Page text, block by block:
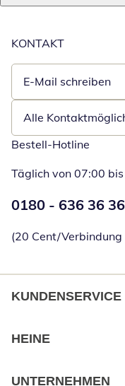
KONTAKT
E-Mail schreiben
Öffnet E-Mail-Client
Alle
Bestell-Hotline
Täglich von 07:00
Telefonnummer:
0180 - 636 36 36
(20 Cent/
KUNDENSERVICE
HEINE
UNTERNEHMEN